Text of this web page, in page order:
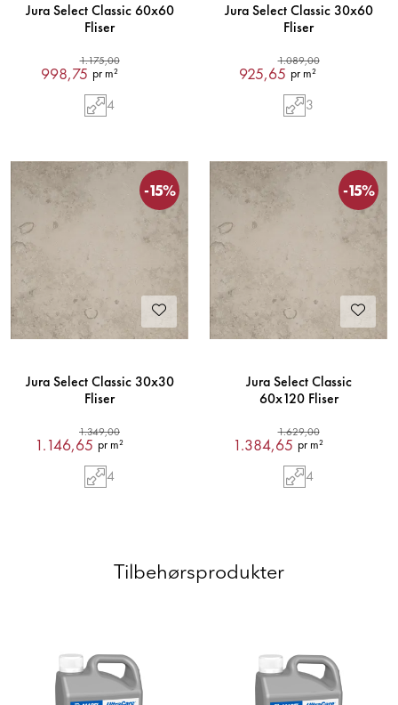
Jura Select Classic 60x60
Fliser
1.175,00
998,75 pr m²
4
Jura Select Classic 30x60
Fliser
1.089,00
925,65 pr m²
3
-15%
Jura Select Classic 30x30
Fliser
1.349,00
1.146,65 pr m²
4
-15%
Jura Select Classic
60x120 Fliser
1.629,00
1.384,65 pr m²
4
Tilbehørsprodukter